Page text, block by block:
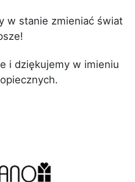
w stanie zmieniać świat
i dziękujemy w imieniu